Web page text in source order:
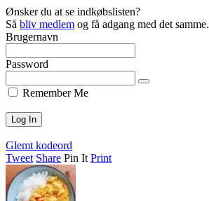
Ønsker du at se indkøbslisten?
Så bliv medlem og få adgang med det samme.
Brugernavn
Password
Remember Me
Glemt kodeord
Tweet Share Pin It Print